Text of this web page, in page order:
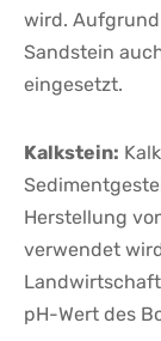
wird.
Sandstein⁢
eingesetzt.
Kalkstein:
Herstellung
verwendet
pH-Wert ⁢des